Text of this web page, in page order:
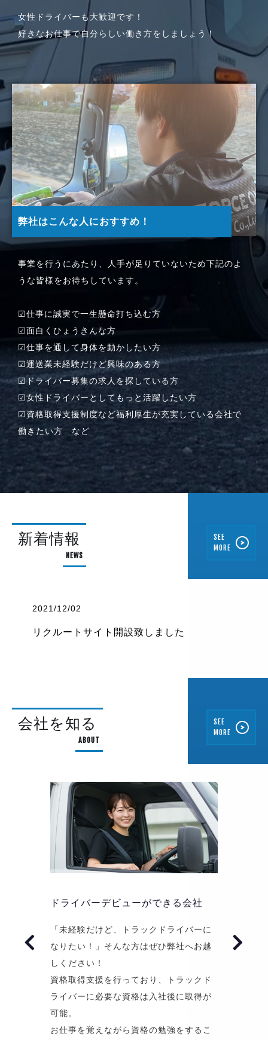
女性ドライバーも大歓迎です！
好きなお仕事で自分らしい働き方をしましょう！
弊社はこんな人におすすめ！
事業を行うにあたり、人手が足りていないため下記のよ
うな皆様をお待ちしています。
☑仕事に誠実で一生懸命打ち込む方
☑面白くひょうきんな方
☑仕事を通して身体を動かしたい方
☑運送業未経験だけど興味のある方
☑ドライバー募集の求人を探している方
☑女性ドライバーとしてもっと活躍したい方
☑資格取得支援制度など福利厚生が充実している会社で
働きたい方 など
新着情報
NEWS
2021/12/02
リクルートサイト開設致しました
SEE
MORE
会社を知る
ABOUT
しっかりとしたワークライフバラン
弊社はさまざまな業務を行っているた
め、自分の時間に合わせてお仕事をする
ことができます。
時間の自己管理が必要となりますが、あ
とはプライベートとの両立が可能。
働く時間と自分の時間、メリハリを付け
雰囲気の良い職場環境
“株式会社FORCE ONE（フォースワ
ン）”には、若いスタッフも多数在籍して
おります。
世代が近いため堅苦しい空気感はなく、
とても雰囲気が良いのが特徴です。
上下関係よりも横の長い繋がりを大切に
しているので、スタッフ同士の仲も良
ドライバーデビューができる会社
「未経験だけど、トラックドライバーに
なりたい！」そんな方はぜひ弊社へお越
しください！
資格取得支援を行っており、トラックド
ライバーに必要な資格は入社後に取得が
可能。
お仕事を覚えながら資格の勉強をするこ
しっかりとしたワークライフバラン
弊社はさまざまな業務を行っているた
め、自分の時間に合わせてお仕事をする
ことができます。
時間の自己管理が必要となりますが、あ
とはプライベートとの両立が可能。
働く時間と自分の時間、メリハリを付け
雰囲気の良い職場環境
“株式会社FORCE ONE（フォースワ
ン）”には、若いスタッフも多数在籍して
おります。
世代が近いため堅苦しい空気感はなく、
とても雰囲気が良いのが特徴です。
上下関係よりも横の長い繋がりを大切に
しているので、スタッフ同士の仲も良
SEE
MORE